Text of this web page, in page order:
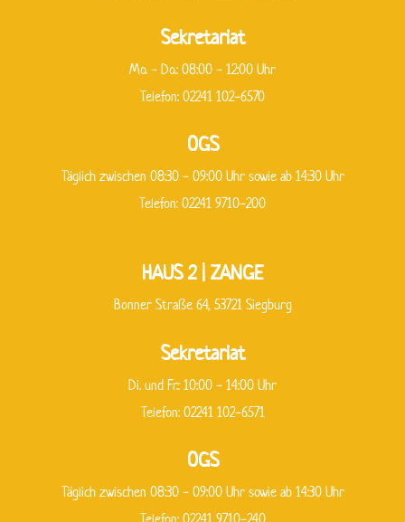
Sekretariat
Mo. - Do.: 08:00 - 12:00 Uhr
Telefon: 02241 102-6570
OGS
Täglich zwischen 08:30 - 09:00 Uhr sowie ab 14:30 Uhr
Telefon: 02241 9710-200
HAUS 2 | ZANGE
Bonner Straße 64, 53721 Siegburg
Sekretariat
Di. und Fr.: 10:00 - 14:00 Uhr
Telefon: 02241 102-6571
OGS
Täglich zwischen 08:30 - 09:00 Uhr sowie ab 14:30 Uhr